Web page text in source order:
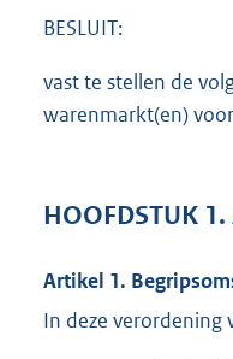
BESLUIT:
vast te stellen de
warenmarkt(en)
HOOFDSTUK 1.
Artikel 1.
In deze verordening